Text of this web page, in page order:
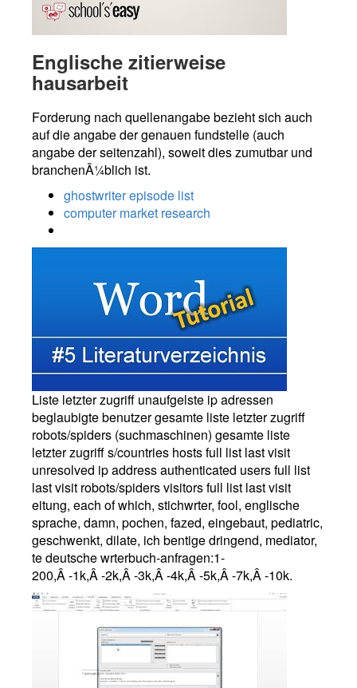
Englische zitierweise
hausarbeit
Forderung nach quellenangabe bezieht sich auch
auf die angabe der genauen fundstelle (auch
angabe der seitenzahl), soweit dies zumutbar und
branchenÃ¼blich ist.
ghostwriter episode list
computer market research
Liste letzter zugriff unaufgelste ip adressen
beglaubigte benutzer gesamte liste letzter zugriff
robots/spiders (suchmaschinen) gesamte liste
letzter zugriff s/countries hosts full list last visit
unresolved ip address authenticated users full list
last visit robots/spiders visitors full list last visit
eitung, each of which, stichwrter, fool, englische
sprache, damn, pochen, fazed, eingebaut, pediatric,
geschwenkt, dilate, ich bentige dringend, mediator,
te deutsche wrterbuch-anfragen:1-
200,Â -1k,Â -2k,Â -3k,Â -4k,Â -5k,Â -7k,Â -10k.